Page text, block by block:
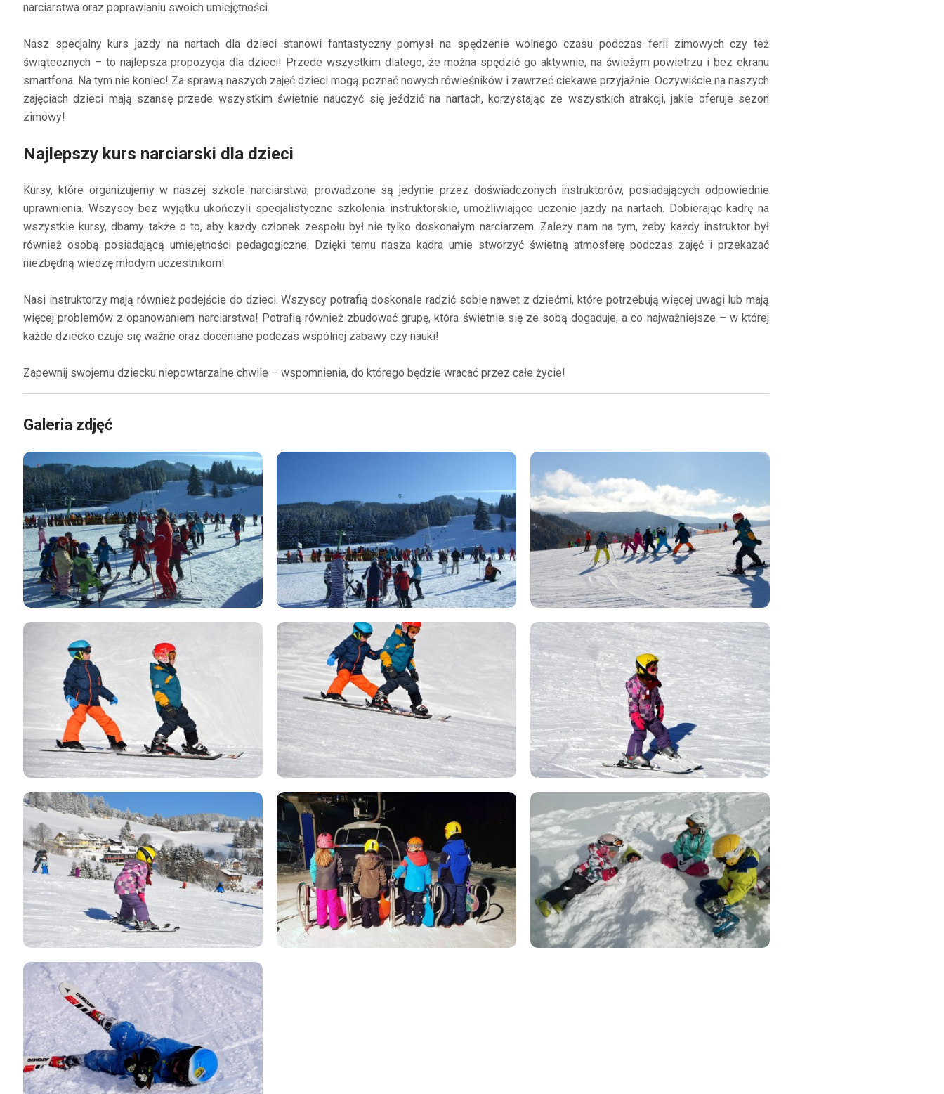
narciarstwa oraz poprawianiu swoich umiejętności.
Nasz specjalny kurs jazdy na nartach dla dzieci stanowi fantastyczny pomysł na spędzenie wolnego czasu podczas ferii zimowych czy też
świątecznych – to najlepsza propozycja dla dzieci! Przede wszystkim dlatego, że można spędzić go aktywnie, na świeżym powietrzu i bez ekranu
smartfona. Na tym nie koniec! Za sprawą naszych zajęć dzieci mogą poznać nowych rówieśników i zawrzeć ciekawe przyjaźnie. Oczywiście na naszych
zajęciach dzieci mają szansę przede wszystkim świetnie nauczyć się jeździć na nartach, korzystając ze wszystkich atrakcji, jakie oferuje sezon
zimowy!
Najlepszy kurs narciarski dla dzieci
Kursy, które organizujemy w naszej szkole narciarstwa, prowadzone są jedynie przez doświadczonych instruktorów, posiadających odpowiednie
uprawnienia. Wszyscy bez wyjątku ukończyli specjalistyczne szkolenia instruktorskie, umożliwiające uczenie jazdy na nartach. Dobierając kadrę na
wszystkie kursy, dbamy także o to, aby każdy członek zespołu był nie tylko doskonałym narciarzem. Zależy nam na tym, żeby każdy instruktor był
również osobą posiadającą umiejętności pedagogiczne. Dzięki temu nasza kadra umie stworzyć świetną atmosferę podczas zajęć i przekazać
niezbędną wiedzę młodym uczestnikom!
Nasi instruktorzy mają również podejście do dzieci. Wszyscy potrafią doskonale radzić sobie nawet z dziećmi, które potrzebują więcej uwagi lub mają
więcej problemów z opanowaniem narciarstwa! Potrafią również zbudować grupę, która świetnie się ze sobą dogaduje, a co najważniejsze – w której
każde dziecko czuje się ważne oraz doceniane podczas wspólnej zabawy czy nauki!
Zapewnij swojemu dziecku niepowtarzalne chwile – wspomnienia, do którego będzie wracać przez całe życie!
Galeria zdjęć